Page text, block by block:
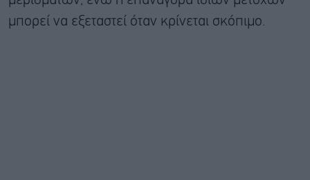
μπορεί να εξεταστεί όταν κρίνεται σκόπιμο.